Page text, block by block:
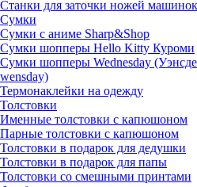
Станки для заточки ножей
Сумки
Сумки с аниме Sharp&Shop
Сумки шопперы Hello Kitty Куроми
Сумки шопперы Wednesday
wensday)
Термонаклейки на одежду
Толстовки
Именные толстовки с капюшоном
Парные толстовки с капюшоном
Толстовки в подарок для дедушки
Толстовки в подарок для папы
Толстовки со смешными принтами